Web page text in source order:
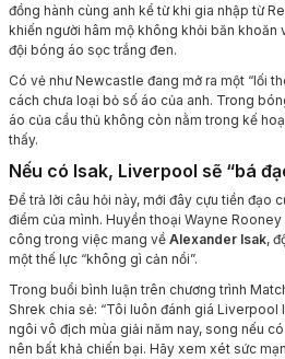
đồng hành cùng anh kể từ khi gia nhập từ
khiến người hâm mộ không khỏi băn khoăn
đội bóng áo sọc trắng đen.
Có vẻ như Newcastle đang mở ra một “lối
cách chưa loại bỏ số áo của anh. Trong
áo của cầu thủ không còn nằm trong kế
thấy.
Nếu có Isak, Liverpool sẽ “bá
Để trả lời câu hỏi này, mới đây cựu tiền đạo
điểm của mình. Huyền thoại Wayne
công trong việc mang về Alexander Isak,
một thế lực “không gì cản nổi”.
Trong buổi bình luận trên chương trình
Shrek chia sẻ: “Tôi luôn đánh giá
ngôi vô địch mùa giải năm nay, song nếu
nên bất khả chiến bại. Hãy xem xét sức